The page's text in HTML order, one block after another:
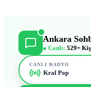
Ankara
● Canlı: 529+
CANLI RADYO
Kral Pop